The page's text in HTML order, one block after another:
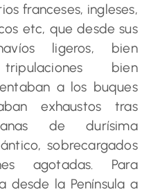
franceses, ingleses,
etc, que desde sus
ligeros, bien
bien
a los buques
exhaustos tras
de durísima
sobrecargados
agotadas. Para
desde la Península a